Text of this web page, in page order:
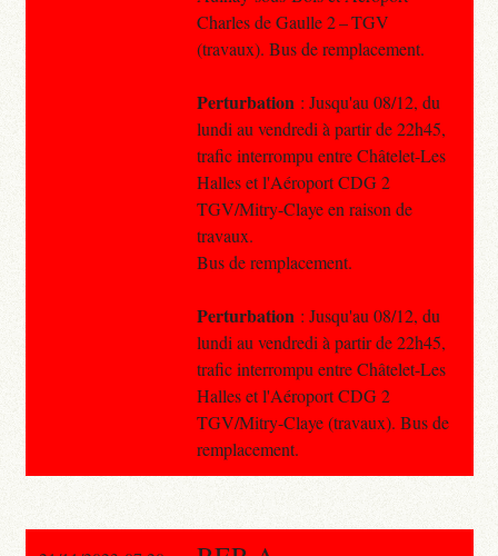
Charles de Gaulle 2 – TGV
(travaux). Bus de remplacement.
Perturbation : Jusqu'au 08/12, du
lundi au vendredi à partir de 22h45,
trafic interrompu entre Châtelet-Les
Halles et l'Aéroport CDG 2
TGV/Mitry-Claye en raison de
travaux.
Bus de remplacement.
Perturbation : Jusqu'au 08/12, du
lundi au vendredi à partir de 22h45,
trafic interrompu entre Châtelet-Les
Halles et l'Aéroport CDG 2
TGV/Mitry-Claye (travaux). Bus de
remplacement.